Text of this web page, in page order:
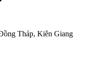
Tháp, Kiên Giang